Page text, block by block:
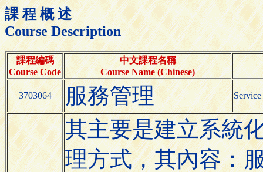
課 程 概 述
Course Description
課程編碼
Course Code
中文課程名稱
Course Name (Chinese)
3703064 服務管理
其主要是建立系統
理方式，其內容：